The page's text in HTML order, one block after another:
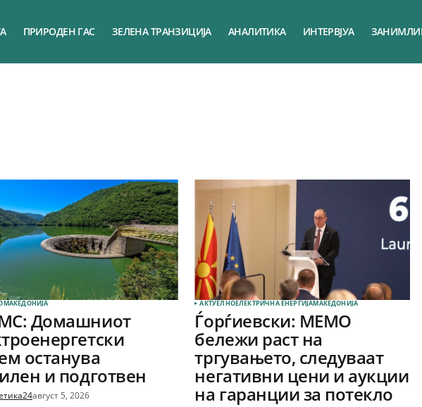
ПРИРОДЕН ГАС ЗЕЛЕНА ТРАНЗИЦИЈА АНАЛИТИКА ИНТЕРВЈУА
МАКЕДОНИЈА
Домашниот
останува
и подготвен
август 5, 2026
АКТУЕЛНОЕЛЕКТРИЧНА ЕНЕРГИЈАМАКЕДОНИЈА
Ѓорѓиевски: МЕМО
бележи раст на
тргувањето, следуваат
негативни цени и аукции
на гаранции за потекло